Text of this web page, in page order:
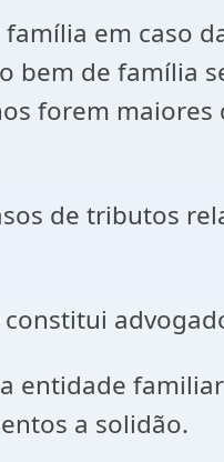
em caso
bem de família
forem maiores
de tributos
a solidão.